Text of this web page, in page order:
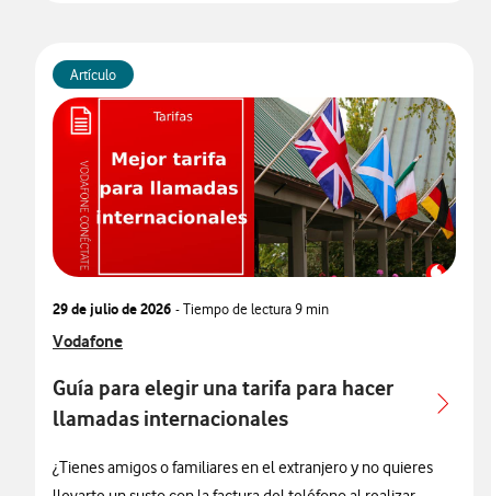
Artículo
29 de julio de 2026 - Tiempo de lectura9 min
Ver más articulos relacionados con
Vodafone
Guía para elegir una tarifa para hacer
llamadas internacionales
¿Tienes amigos o familiares en el extranjero y no quieres